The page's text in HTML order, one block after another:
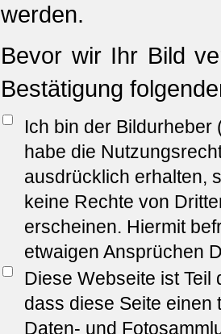
werden.
Bevor wir Ihr Bild
Bestätigung
Ich bin der
habe die
ausdrücklich erhalten,
keine Rechte von
erscheinen. Hiermit
etwaigen Ansprüchen
Diese Webseite ist Teil
dass diese Seite einen
Daten- und